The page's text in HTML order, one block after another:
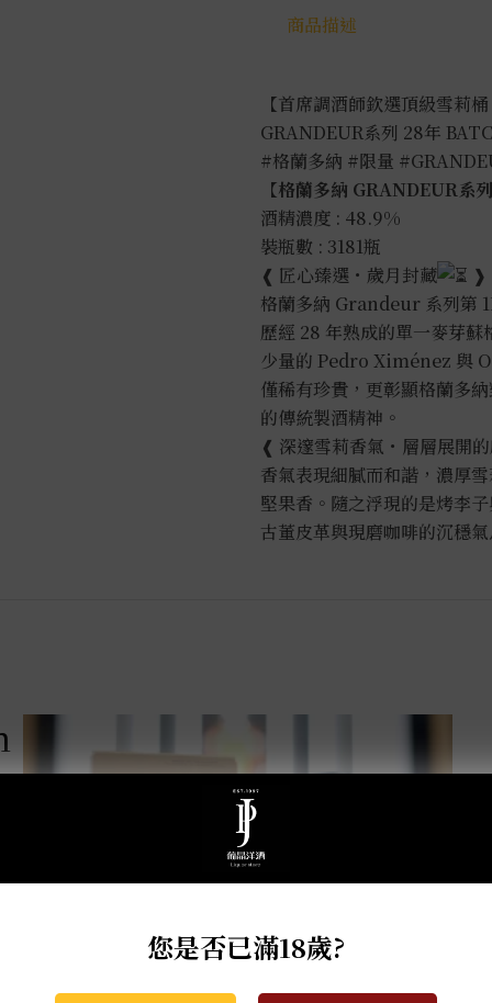
Batch11
量
商品描述
【首席調酒師欽選頂級雪莉
GRANDEUR系列 28年
#格蘭多納 #限量
【格蘭多納 GRANDEUR系
酒精濃度 : 48.9%
裝瓶數 : 3181瓶
❰ 匠心臻選・歲月封藏
❱
格蘭多納 Grandeur 系列第
歷經 28 年熟成的單一麥芽
少量的 Pedro Ximénez 與
僅稀有珍貴，更彰顯格蘭多
的傳統製酒精神。
❰ 深邃雪莉香氣・層層展開
香氣表現細膩而和諧，濃厚
堅果香。隨之浮現的是烤李
古董皮革與現磨咖啡的沉穩
您是否已滿18歲?